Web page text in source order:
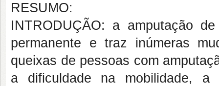
RESUMO:
INTRODUÇÃO: a amputação
permanente e traz inúmeras
queixas de pessoas com
a dificuldade na mobilidade, a